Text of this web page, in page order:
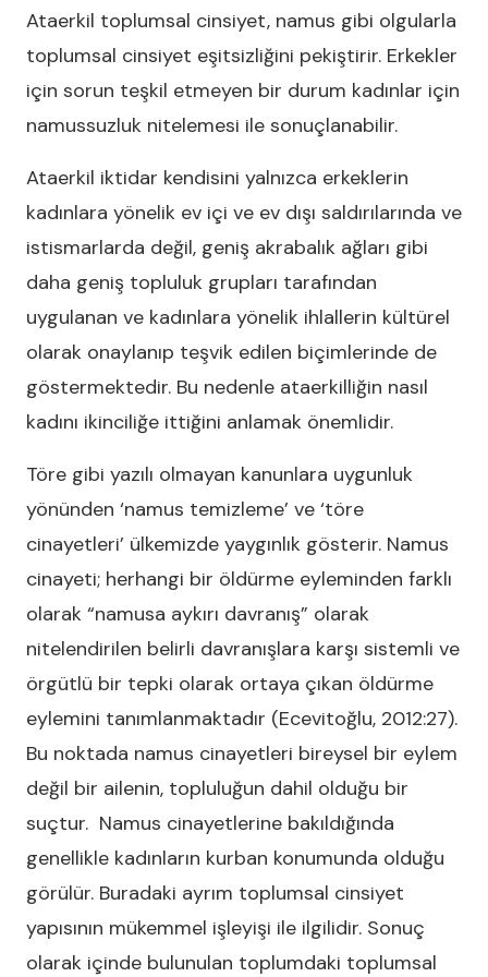
Ataerkil toplumsal cinsiyet, namus gibi olgularla
toplumsal cinsiyet eşitsizliğini pekiştirir. Erkekler
için sorun teşkil etmeyen bir durum kadınlar için
namussuzluk nitelemesi ile sonuçlanabilir.
Ataerkil iktidar kendisini yalnızca erkeklerin
kadınlara yönelik ev içi ve ev dışı saldırılarında ve
istismarlarda değil, geniş akrabalık ağları gibi
daha geniş topluluk grupları tarafından
uygulanan ve kadınlara yönelik ihlallerin kültürel
olarak onaylanıp teşvik edilen biçimlerinde de
göstermektedir. Bu nedenle ataerkilliğin nasıl
kadını ikinciliğe ittiğini anlamak önemlidir.
Töre gibi yazılı olmayan kanunlara uygunluk
yönünden ‘namus temizleme’ ve ‘töre
cinayetleri’ ülkemizde yaygınlık gösterir. Namus
cinayeti; herhangi bir öldürme eyleminden farklı
olarak “namusa aykırı davranış” olarak
nitelendirilen belirli davranışlara karşı sistemli ve
örgütlü bir tepki olarak ortaya çıkan öldürme
eylemini tanımlanmaktadır (Ecevitoğlu, 2012:27).
Bu noktada namus cinayetleri bireysel bir eylem
değil bir ailenin, topluluğun dahil olduğu bir
suçtur. Namus cinayetlerine bakıldığında
genellikle kadınların kurban konumunda olduğu
görülür. Buradaki ayrım toplumsal cinsiyet
yapısının mükemmel işleyişi ile ilgilidir. Sonuç
olarak içinde bulunulan toplumdaki toplumsal